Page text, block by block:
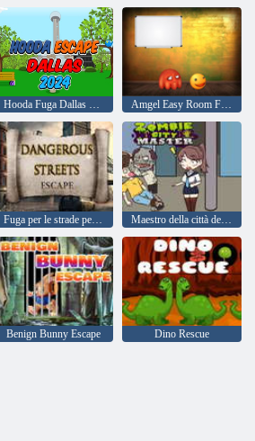
Hooda Fuga Dallas 2024 Amgel Easy Room Fuga 143
Fuga per le strade pericolose
Benign Bunny Escape Dino Rescue